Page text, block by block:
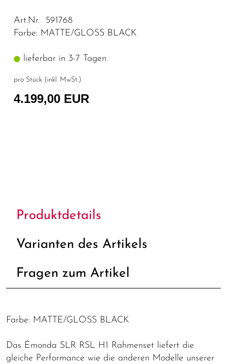
Art.Nr. 591768
Farbe: MATTE/GLOSS BLACK
lieferbar in 3-7 Tagen
pro Stück (inkl. MwSt.)
4.199,00 EUR
Produktdetails
Varianten des Artikels
Fragen zum Artikel
Farbe: MATTE/GLOSS BLACK
Das Émonda SLR RSL H1 Rahmenset liefert die
gleiche Performance wie die anderen Modelle unserer